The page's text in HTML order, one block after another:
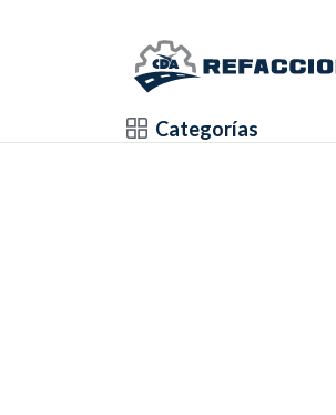
Categorías